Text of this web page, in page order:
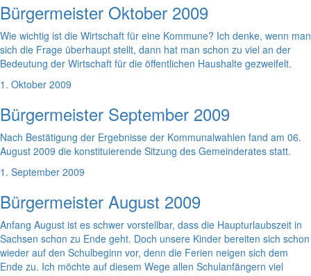
Bürgermeister Oktober 2009
Wie wichtig ist die Wirtschaft für eine Kommune? Ich denke, wenn man
sich die Frage überhaupt stellt, dann hat man schon zu viel an der
Bedeutung der Wirtschaft für die öffentlichen Haushalte gezweifelt.
1. Oktober 2009
Bürgermeister September 2009
Nach Bestätigung der Ergebnisse der Kommunalwahlen fand am 06.
August 2009 die konstituierende Sitzung des Gemeinderates statt.
1. September 2009
Bürgermeister August 2009
Anfang August ist es schwer vorstellbar, dass die Haupturlaubszeit in
Sachsen schon zu Ende geht. Doch unsere Kinder bereiten sich schon
wieder auf den Schulbeginn vor, denn die Ferien neigen sich dem
Ende zu. Ich möchte auf diesem Wege allen Schulanfängern viel